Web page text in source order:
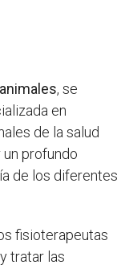
, se
en
de la salud
profundo
de los diferentes
fisioterapeutas
tratar las